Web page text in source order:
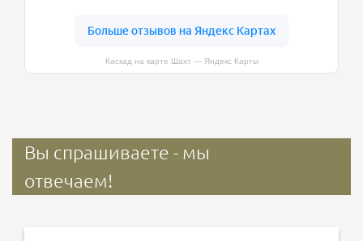
Каскад на карте Шахт — Яндекс Карты
Вы спрашиваете - мы
отвечаем!